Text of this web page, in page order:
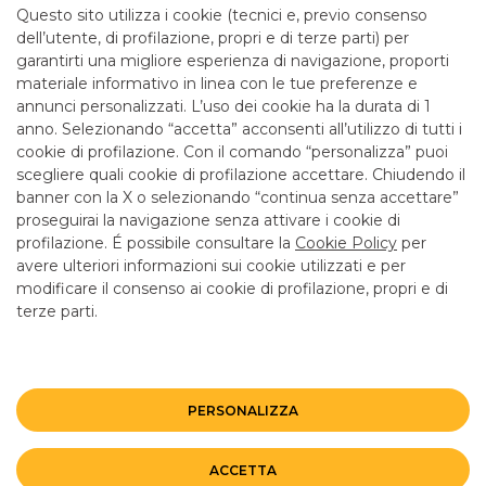
ALTRI SITI DEL GRUPPO
©BANCO BPM GRUPPO BANCARIO
Rappresentante del Gruppo IVA Banco BPM Partita IVA 10537050964
Mappa del sito Privacy Disclaimer Cookie Policy
Questo sito utilizza i cookie (tecnici e, previo consenso
dell’utente, di profilazione, propri e di terze parti) per
garantirti una migliore esperienza di navigazione, proporti
materiale informativo in linea con le tue preferenze e
annunci personalizzati. L’uso dei cookie ha la durata di 1
anno. Selezionando “accetta” acconsenti all’utilizzo di tutti i
cookie di profilazione. Con il comando “personalizza” puoi
scegliere quali cookie di profilazione accettare. Chiudendo il
banner con la X o selezionando “continua senza accettare”
proseguirai la navigazione senza attivare i cookie di
profilazione. É possibile consultare la Cookie Policy per
avere ulteriori informazioni sui cookie utilizzati e per
modificare il consenso ai cookie di profilazione, propri e di
terze parti.
PERSONALIZZA
ACCETTA